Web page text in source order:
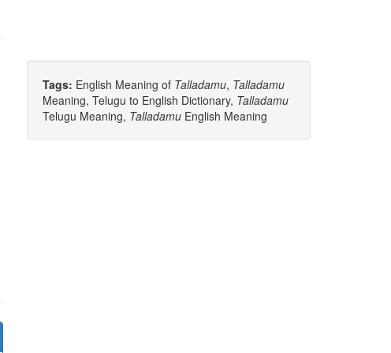
Tags: English Meaning of Talladamu, Talladamu
Meaning, Telugu to English Dictionary, Talladamu
Telugu Meaning, Talladamu English Meaning